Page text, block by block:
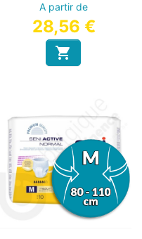
A partir de
28,56 €
